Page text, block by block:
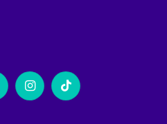
InstagramTikTok